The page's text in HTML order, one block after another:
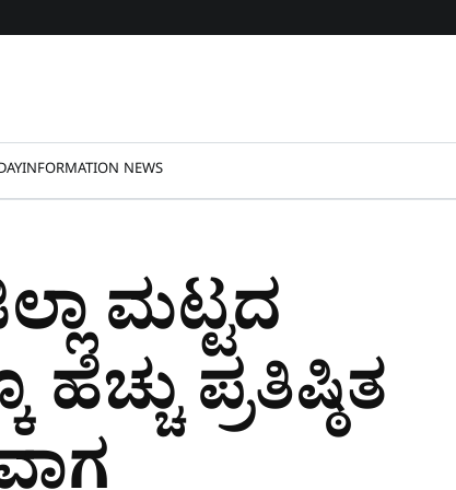
INFORMATION NEWS
ಮಟ್ಟದ
ಪ್ರತಿಷ್ಠಿತ